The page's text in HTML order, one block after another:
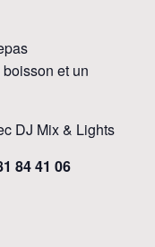
et un
DJ Mix & Lights
84 41 06